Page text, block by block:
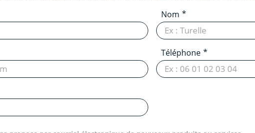
Nom
Téléphone